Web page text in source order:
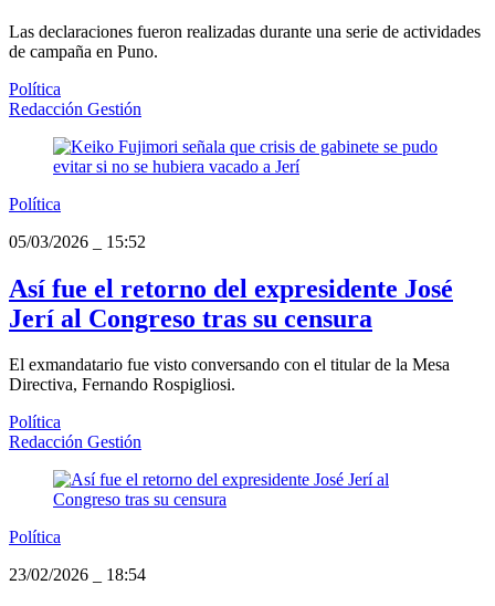
Las declaraciones fueron realizadas durante una serie de actividades
de campaña en Puno.
Política
Redacción Gestión
Política
05/03/2026
15:52
Así fue el retorno del expresidente José
Jerí al Congreso tras su censura
El exmandatario fue visto conversando con el titular de la Mesa
Directiva, Fernando Rospigliosi.
Política
Redacción Gestión
Política
23/02/2026
18:54